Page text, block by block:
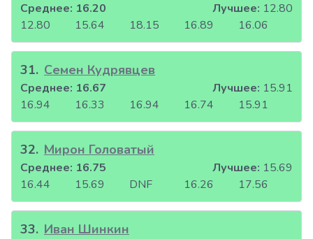
12.80 15.64 18.15 16.89 16.06
Среднее: 16.20 Лучшее: 12.80
31. Семен Кудрявцев
16.94 16.33 16.94 16.74 15.91
Среднее: 16.67 Лучшее: 15.91
32. Мирон Головатый
16.44 15.69 DNF 16.26 17.56
Среднее: 16.75 Лучшее: 15.69
33. Иван Шинкин